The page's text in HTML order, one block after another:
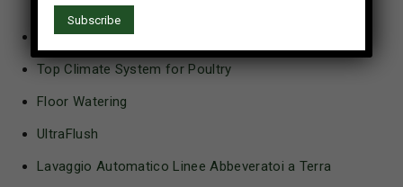
Pannello evaporativo Pad Climate
Top Climate System for Poultry
Floor Watering
UltraFlush
Lavaggio Automatico Linee Abbeveratoi a Terra